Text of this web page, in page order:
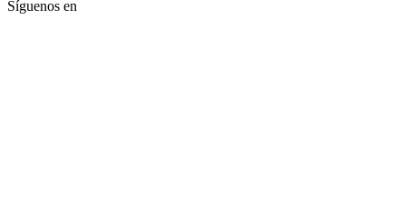
Síguenos en